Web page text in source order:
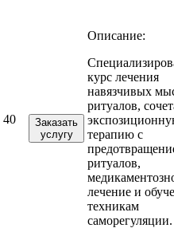
40
Заказать
услугу
Описание:
курс лечения
навязчивых
ритуалов,
терапию с
ритуалов,
лечение и
техникам
саморегуляции.